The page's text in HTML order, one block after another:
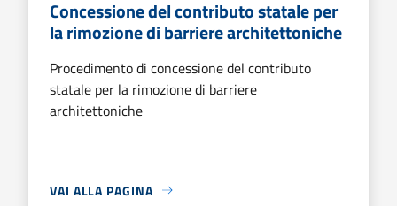
Concessione del contributo statale per
la rimozione di barriere architettoniche
Procedimento di concessione del contributo
statale per la rimozione di barriere
architettoniche
VAI ALLA PAGINA